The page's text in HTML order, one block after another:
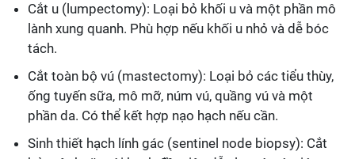
Cắt u (lumpectomy): Loại bỏ khối u và một phần mô
lành xung quanh. Phù hợp nếu khối u nhỏ và dễ bóc
tách.
Cắt toàn bộ vú (mastectomy): Loại bỏ các tiểu thùy,
ống tuyến sữa, mô mỡ, núm vú, quầng vú và một
phần da. Có thể kết hợp nạo hạch nếu cần.
Sinh thiết hạch lính gác (sentinel node biopsy): Cắt